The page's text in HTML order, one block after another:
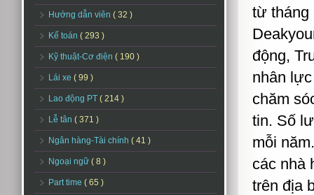
Hướng dẫn viên ( 32 )
Kế toán ( 293 )
Kỹ thuật-Cơ điện ( 190 )
Lái xe ( 99 )
Lao động PT ( 214 )
Lễ tân ( 371 )
Ngân hàng-Tài chính ( 41 )
Ngoại ngữ ( 8 )
Part time ( 65 )
từ tháng
động,
nhân
chăm
tin. Số
mỗi
các nhà
trên địa